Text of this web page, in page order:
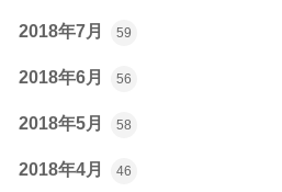
2018年7月 59
2018年6月 56
2018年5月 58
2018年4月 46